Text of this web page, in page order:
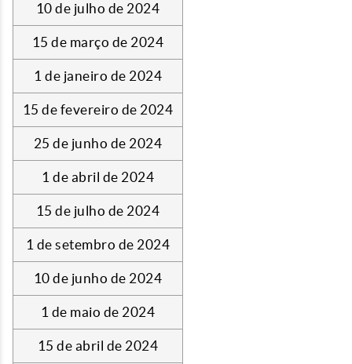
10 de julho de 2024
15 de março de 2024
1 de janeiro de 2024
15 de fevereiro de 2024
25 de junho de 2024
1 de abril de 2024
15 de julho de 2024
1 de setembro de 2024
10 de junho de 2024
1 de maio de 2024
15 de abril de 2024